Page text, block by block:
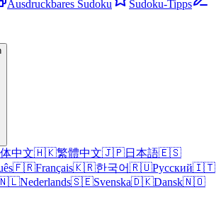
Ausdruckbares Sudoku
Sudoku-Tipps
中文🇭🇰繁體中文🇯🇵日本語🇪🇸
🇫🇷Français🇰🇷한국어🇷🇺Русский🇮🇹
Nederlands🇸🇪Svenska🇩🇰Dansk🇳🇴